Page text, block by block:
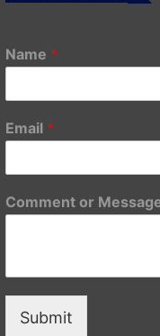
Name *
Email *
Comment or
Submit